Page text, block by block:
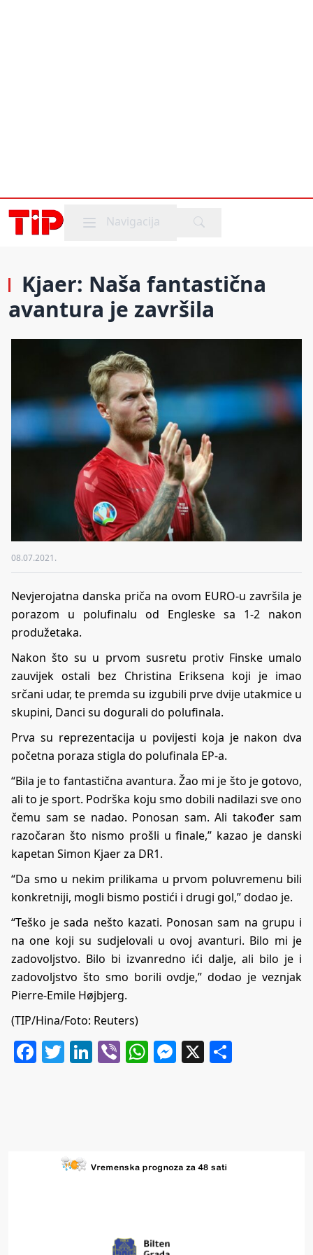
Mobile menu
Navigacija
Kjaer: Naša fantastična
avantura je završila
08.07.2021.
Nevjerojatna danska priča na ovom EURO-u završila je
porazom u polufinalu od Engleske sa 1-2 nakon
produžetaka.
Nakon što su u prvom susretu protiv Finske umalo
zauvijek ostali bez Christina Eriksena koji je imao
srčani udar, te premda su izgubili prve dvije utakmice u
skupini, Danci su dogurali do polufinala.
Prva su reprezentacija u povijesti koja je nakon dva
početna poraza stigla do polufinala EP-a.
“Bila je to fantastična avantura. Žao mi je što je gotovo,
ali to je sport. Podrška koju smo dobili nadilazi sve ono
čemu sam se nadao. Ponosan sam. Ali također sam
razočaran što nismo prošli u finale,” kazao je danski
kapetan Simon Kjaer za DR1.
“Da smo u nekim prilikama u prvom poluvremenu bili
konkretniji, mogli bismo postići i drugi gol,” dodao je.
“Teško je sada nešto kazati. Ponosan sam na grupu i
na one koji su sudjelovali u ovoj avanturi. Bilo mi je
zadovoljstvo. Bilo bi izvanredno ići dalje, ali bilo je i
zadovoljstvo što smo borili ovdje,” dodao je veznjak
Pierre-Emile Højbjerg.
(TIP/Hina/Foto: Reuters)
Facebook
Twitter
LinkedIn
ViberWhatsApp
Messenger
X